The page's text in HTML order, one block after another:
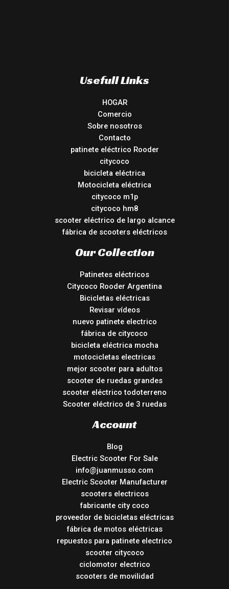
Usefull Links
HOGAR
Comercio
Sobre nosotros
Contacto
patinete eléctrico Rooder
citycoco
bicicleta eléctrica
Motocicleta eléctrica
citycoco m1p
citycoco hm8
scooter eléctrico de largo alcance
fábrica de scooters eléctricos
Our Collection
Patinetes eléctricos
Citycoco Rooder Argentina
Bicicletas eléctricas
Revisar vídeos
nuevo patinete electrico
fábrica de citycoco
bicicleta eléctrica mocha
motocicletas electricas
mejor scooter para adultos
scooter de ruedas grandes
scooter eléctrico todoterreno
Scooter eléctrico de 3 ruedas
Account
Blog
Electric Scooter For Sale
info@juanmusso.com
Electric Scooter Manufacturer
scooters electricos
fabricante city coco
proveedor de bicicletas eléctricas
fábrica de motos eléctricas
repuestos para patinete electrico
scooter citycoco
ciclomotor electrico
scooters de movilidad